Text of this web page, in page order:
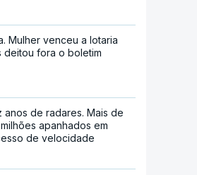
Mulher venceu a lotaria
deitou fora o boletim
anos de radares. Mais de
apanhados em
de velocidade